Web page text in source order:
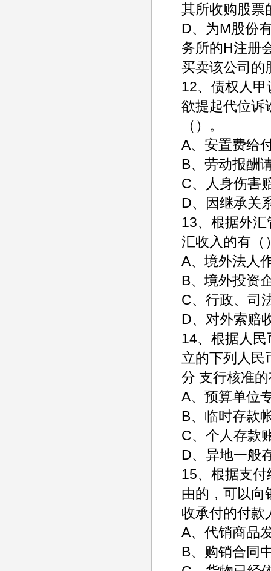
其所收购股票
D、为M股份
务所的H注册
买卖该公司的
12、债权人
欲提起代位诉
（）。
A、安置费给
B、劳动报酬
C、人身伤害
D、因继承关
13、根据外
汇收入的有（
A、境外法人
B、境外投资
C、行政、司
D、对外索赔
14、根据人
立的下列人民
分 支行核准
A、预算单位
B、临时存款
C、个人存款
D、异地一般
15、根据支
由的，可以向
收承付的付款
A、代销商品
B、购销合同